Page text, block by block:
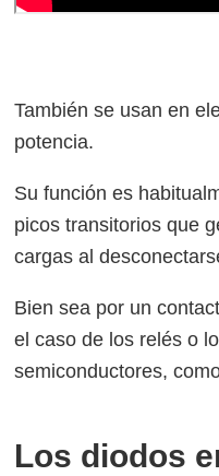
También se usan en
potencia.
Su función es
picos transitorios que
cargas al
Bien sea por un
el caso de los relés o
semiconductores,
Los diodos